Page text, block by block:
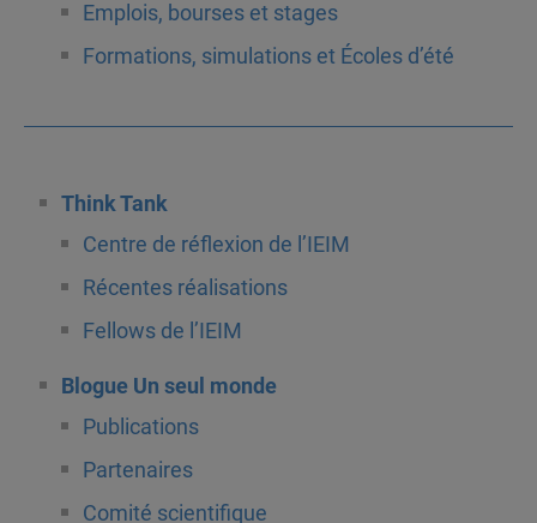
Emplois, bourses et stages
Formations, simulations et Écoles d’été
Think Tank
Centre de réflexion de l’IEIM
Récentes réalisations
Fellows de l’IEIM
Blogue Un seul monde
Publications
Partenaires
Comité scientifique